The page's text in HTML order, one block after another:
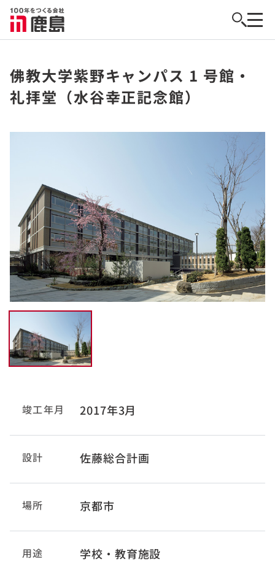
佛教大学紫野キャンパス 1 号館・
礼拝堂（水谷幸正記念館）
竣工年月 2017年3月
設計 佐藤総合計画
場所 京都市
用途 学校・教育施設